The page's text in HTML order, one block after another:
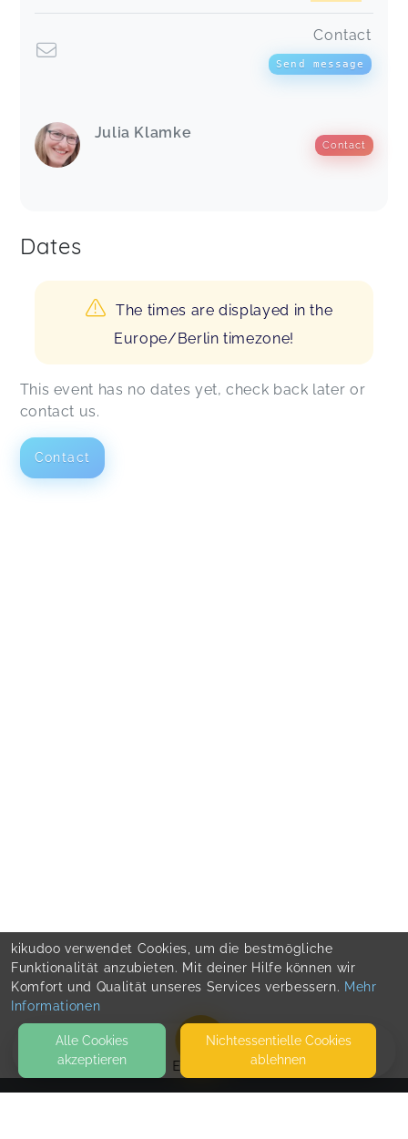
EVENTS
Contact
Send message
Julia Klamke
Contact
Dates
The times are displayed in the
Europe/Berlin timezone!
This event has no dates yet, check back later or
contact us.
Contact
kikudoo verwendet Cookies, um die bestmögliche
Funktionalität anzubieten. Mit deiner Hilfe können wir
Komfort und Qualität unseres Services verbessern. Mehr
Informationen
Alle Cookies
akzeptieren
Nicht­essentielle Cookies
ablehnen